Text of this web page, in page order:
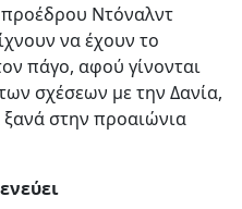
προέδρου Ντόναλντ
να έχουν το
πάγο, αφού γίνονται
σχέσεων με την Δανία,
στην προαιώνια